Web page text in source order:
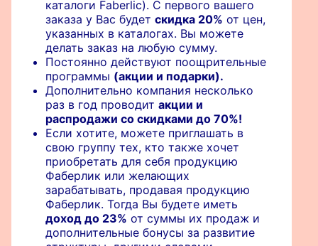
каталоги Faberlic). С первого вашего
заказа у Вас будет скидка 20% от цен,
указанных в каталогах. Вы можете
делать заказ на любую сумму.
Постоянно действуют поощрительные
программы (акции и подарки).
Дополнительно компания несколько
раз в год проводит акции и
распродажи со скидками до 70%!
Если хотите, можете приглашать в
свою группу тех, кто также хочет
приобретать для себя продукцию
Фаберлик или желающих
зарабатывать, продавая продукцию
Фаберлик. Тогда Вы будете иметь
доход до 23% от суммы их продаж и
дополнительные бонусы за развитие